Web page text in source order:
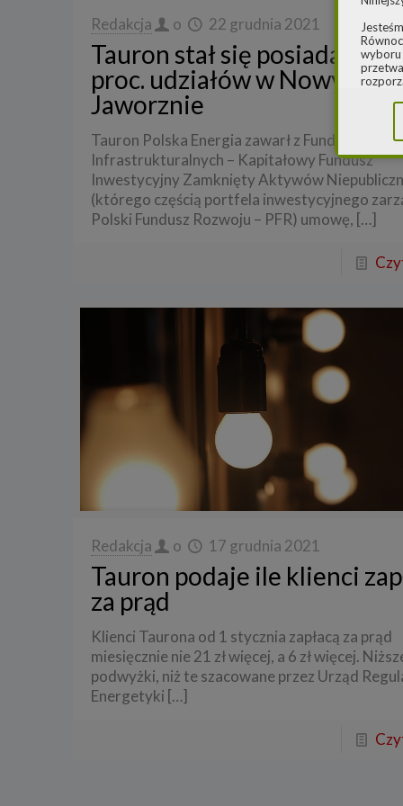
Redakcja o 22 grudnia 2021
Tauron stał się
proc. udziałów w Nowym
Jaworznie
Tauron Polska Energia zawarł z Funduszem
Infrastrukturalnych – Kapitałowy Fundusz
Inwestycyjny Zamknięty Aktywów
(którego częścią portfela inwestycyjnego
Polski Fundusz Rozwoju – PFR) umowę, […]
Redakcja o 17 grudnia 2021
Tauron podaje ile klienci
za prąd
Klienci Taurona od 1 stycznia zapłacą za prąd
miesięcznie nie 21 zł więcej, a 6 zł więcej.
podwyżki, niż te szacowane przez Urząd
Energetyki […]
wyboru
2.
ul.
W
b)
3.
stron i
4. Cel
Twoje
a)
b)
oraz
c)
5.